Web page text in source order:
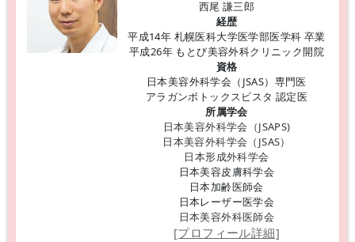
西尾 謙三郎
経歴
平成14年 札幌医科大学医学部医学科 卒業
平成26年 もとび美容外科クリニック開院
資格
日本美容外科学会（JSAS）専門医
アラガンボトックスビスタ 認定医
所属学会
日本美容外科学会（JSAPS)
日本美容外科学会（JSAS）
日本形成外科学会
日本美容皮膚科学会
日本加齢医師会
日本レーザー医学会
日本美容外科医師会
[プロフィール詳細]